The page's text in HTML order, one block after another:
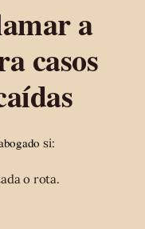
a
casos
si:
o rota.